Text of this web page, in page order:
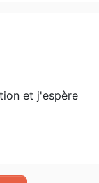
et j'espère